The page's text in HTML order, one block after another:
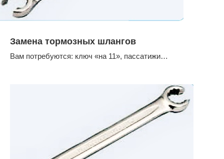
Замена тормозных шлангов
Вам потребуются: ключ «на 11», пассатижи…